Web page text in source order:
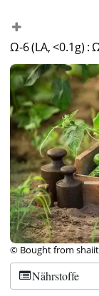
Ω-6 (LA, <0.1g) :
© Bought from
Nährstoffe